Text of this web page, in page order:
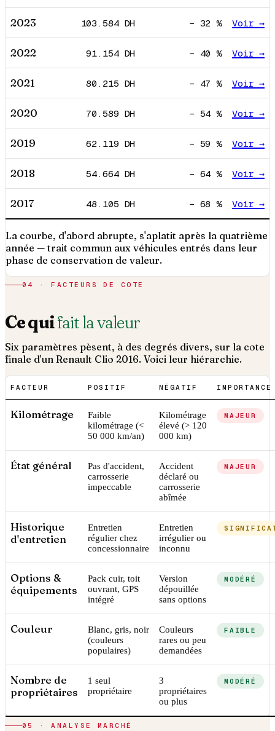
2023 103.584DH − 32 % Voir →
2022 91.154DH − 40 % Voir →
2021 80.215 DH − 47 % Voir →
2020 70.589 DH − 54 % Voir →
2019 62.119 DH − 59 % Voir →
2018 54.664DH − 64 % Voir →
2017 48.105 DH − 68 % Voir →
La courbe, d'abord abrupte, s'aplatit après la quatrième
année — trait commun aux véhicules entrés dans leur
phase de conservation de valeur.
04 · FACTEURS DE COTE
Ce quifait la valeur
Six paramètres pèsent, à des degrés divers, sur la cote
finale d'un Renault Clio 2016. Voici leur hiérarchie.
FACTEUR POSITIF NÉGATIF IMPORTANCE
Kilométrage
Faible
kilométrage (<
50 000 km/an)
Kilométrage
élevé (> 120
000 km)
MAJEUR
État général
Pas d'accident,
carrosserie
impeccable
Accident
déclaré ou
carrosserie
abîmée
MAJEUR
Historique
d'entretien
Entretien
régulier chez
concessionnaire
Entretien
irrégulier ou
inconnu
Options &
équipements
Pack cuir, toit
ouvrant, GPS
intégré
Version
dépouillée
sans options
MODÉRÉ
Couleur
Blanc, gris, noir
(couleurs
populaires)
Couleurs
rares ou peu
demandées
FAIBLE
Nombre de
propriétaires
1 seul
propriétaire
3
propriétaires
ou plus
MODÉRÉ
05 · ANALYSE MARCHÉ